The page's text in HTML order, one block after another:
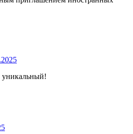
уникальный!